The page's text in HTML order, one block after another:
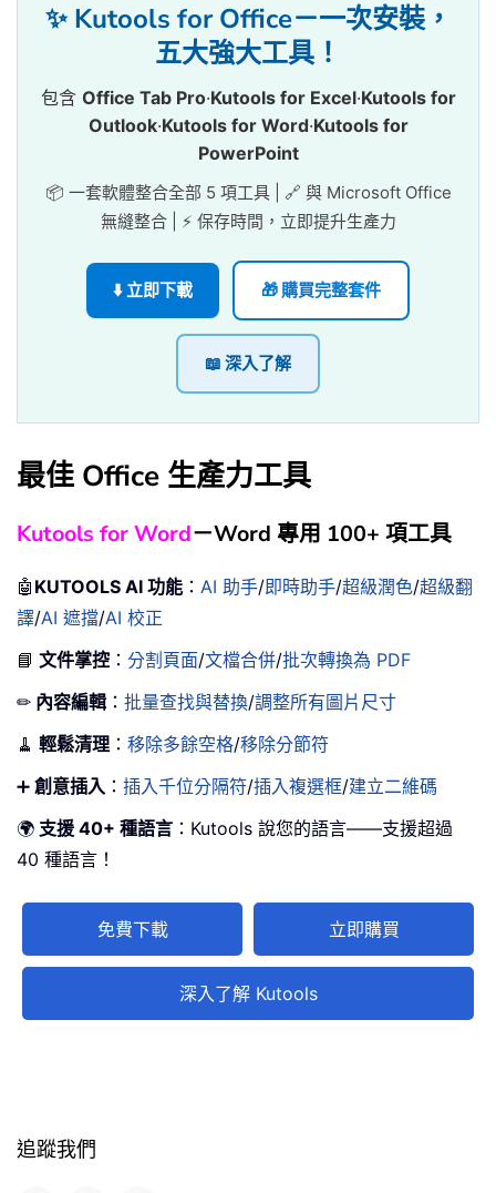
✨ Kutools for Office－一次安裝，
五大強大工具！
包含 Office Tab Pro·Kutools for Excel·Kutools for
Outlook·Kutools for Word·Kutools for
PowerPoint
📦 一套軟體整合全部 5 項工具 | 🔗 與 Microsoft Office
無縫整合 | ⚡ 保存時間，立即提升生產力
⬇️ 立即下載 🎁 購買完整套件
📖 深入了解
最佳 Office 生產力工具
Kutools for Word－Word 專用 100+ 項工具
🤖 KUTOOLS AI 功能 ： AI 助手/即時助手/超級潤色/超級翻
譯/AI 遮擋/AI 校正
📘 文件掌控 ： 分割頁面/文檔合併/批次轉換為 PDF
✏ 內容編輯 ： 批量查找與替換/調整所有圖片尺寸
🧹 輕鬆清理 ： 移除多餘空格/移除分節符
➕ 創意插入 ： 插入千位分隔符/插入複選框/建立二維碼
🌍 支援 40+ 種語言 ：Kutools 說您的語言——支援超過
40 種語言！
免費下載 立即購買
深入了解 Kutools
追蹤我們